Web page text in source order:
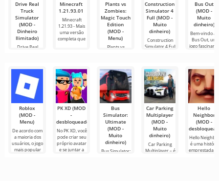
Drive Real
Truck
Simulator
(MOD -
Dinheiro
Ilimitado)
Drive Real
Minecraft
1.21.93.01
Minecraft
1.21.93 - Mais
uma versão
completa que
Plants vs
Zombies:
Magic Touch
Edition
(MOD -
Menu)
Plants vs
Construction
Simulator 4
Full (MOD -
Muito
dinheiro)
Construction
Simulator 4 Full
Bus Out
(MOD -
Muito
dinheiro)
Bem-vindo ao
Bus Out, um
jogo
Roblox
(MOD -
Menu)
De acordo com
a maioria dos
usuários, o jogo
mais popular
PK XD (MOD
-
desbloqueado)
No PK XD, você
pode criar seu
próprio avatar
e se juntar a
Bus
Simulator:
Ultimate
(MOD -
Muito
dinheiro)
Bus Simulator:
Car Parking
Multiplayer
(MOD -
Muito
dinheiro)
Car Parking
Multiplayer – é
Hello
Neighbor
(MOD -
Hello
é uma história
emprestada